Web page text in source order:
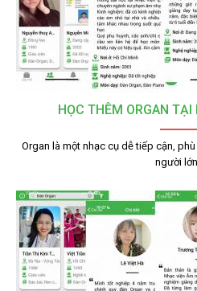
HỌC THÊM ORGAN TẠI
Organ là một nhạc cụ dễ tiếp cận,
người